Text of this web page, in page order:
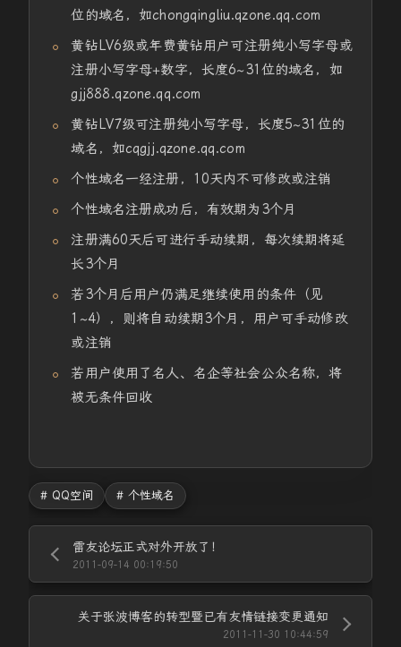
位的域名，如chongqingliu.qzone.qq.com
黄钻LV6级或年费黄钻用户可注册纯小写字母或
注册小写字母+数字，长度6~31位的域名，如
gjj888.qzone.qq.com
黄钻LV7级可注册纯小写字母，长度5~31位的
域名，如cqgjj.qzone.qq.com
个性域名一经注册，10天内不可修改或注销
个性域名注册成功后，有效期为3个月
注册满60天后可进行手动续期，每次续期将延
长3个月
若3个月后用户仍满足继续使用的条件（见
1~4），则将自动续期3个月，用户可手动修改
或注销
若用户使用了名人、名企等社会公众名称，将
被无条件回收
# QQ空间 # 个性域名
雷友论坛正式对外开放了！
2011-09-14 00:19:50
关于张波博客的转型暨已有友情链接变更通知
2011-11-30 10:44:59